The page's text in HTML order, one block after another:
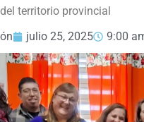
territorio provincial
julio 25, 2025 9:00